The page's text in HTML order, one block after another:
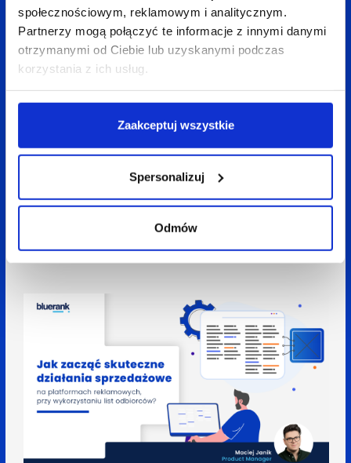
społecznościowym, reklamowym i analitycznym.
Partnerzy mogą połączyć te informacje z innymi danymi
otrzymanymi od Ciebie lub uzyskanymi podczas
korzystania z ich usług.
Zaakceptuj wszystkie
Spersonalizuj
OdmówBluerank
Bluerank w gronie parterów PREMIUM Criteo